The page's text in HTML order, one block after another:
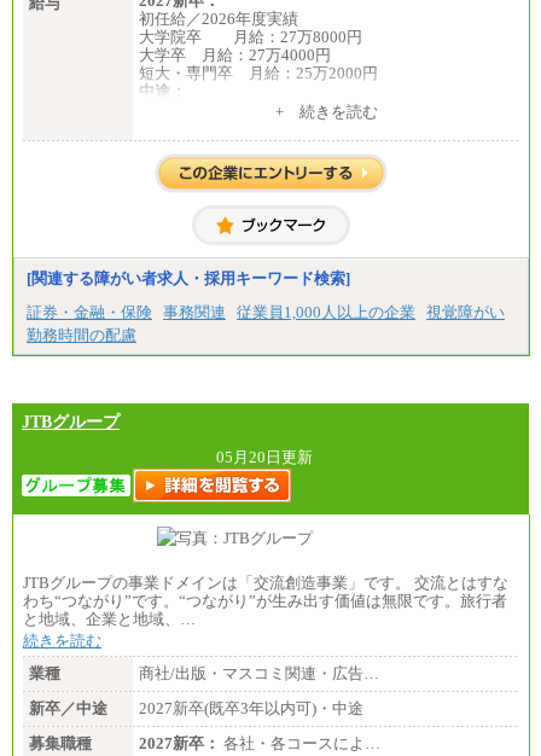
・月給は一律地域手当を含んだ金額を表示
（※1…36,000円、※2…33,000円、※3…28,000円、
※4…25,000円、※5…23,000円）
・試用期間中も給与変更なし
〈東京・神奈川〉月給219,000 円～ 〈大阪・兵庫〉
月給209,000 円～
〈愛知〉月給194,500 円～ 〈福岡〉月給185,000 円～
・一律地域手当なし
・試用期間中も給与変更なし
◆契約社員
～(※3)、170,500～(※4)、168,000円～（※5）
※1…東京都、埼玉県、千葉県、神奈川県
※2…大阪府、京都府、兵庫県、滋賀県
※4…北海道、宮城県、栃木県、群馬県、長野県、新
※5…青森県、鳥取県、島根県、愛媛県、高知県、大
◆パート・アルバイト
時給制：最低時給額 1,050円～ ※勤務地により異な
る。
月給223,000円～
・試用期間中も給与変更なし
初任給／2026年度実績
大学院卒 月給：27万8000円
大学卒 月給：27万4000円
短大・専門卒 月給：25万2000円
中途：
※職務経験等を考慮し決定いたします。
※試用期間中も給与に変更はございません
+ 続きを読む
[関連する障がい者求人・採用キーワード検索]
証券・金融・保険 事務関連 従業員1,000人以上の企業
視覚障がい
勤務時間の配慮
JTBグループ
05月20日更新
JTBグループの事業ドメインは「交流創造事業」です。 交流とはすな
わち“つながり”です。“つながり”が生み出す価値は無限です。旅行者
と地域、企業と地域、…
続きを読む
業種
商社/出版・マスコミ関連・広告…
新卒／中途
2027新卒(既卒3年以内可)・中途
募集職種
2027新卒： 各社・各コースによ…